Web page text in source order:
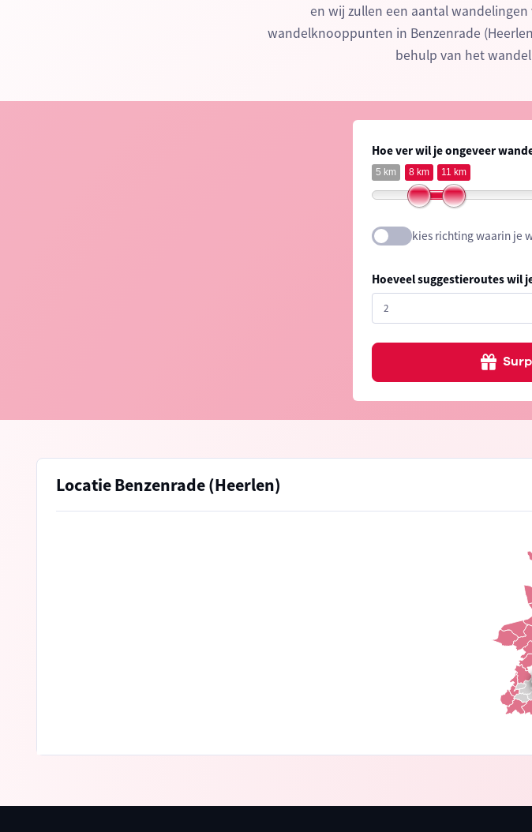
en wij zullen een aantal
wandelknooppunten in Benzenrade
behulp van het
Hoe ver wil je ongeveer
5 km 8 km 11 km
kies richting waarin je
Hoeveel suggestieroutes wil
Locatie Benzenrade (Heerlen)